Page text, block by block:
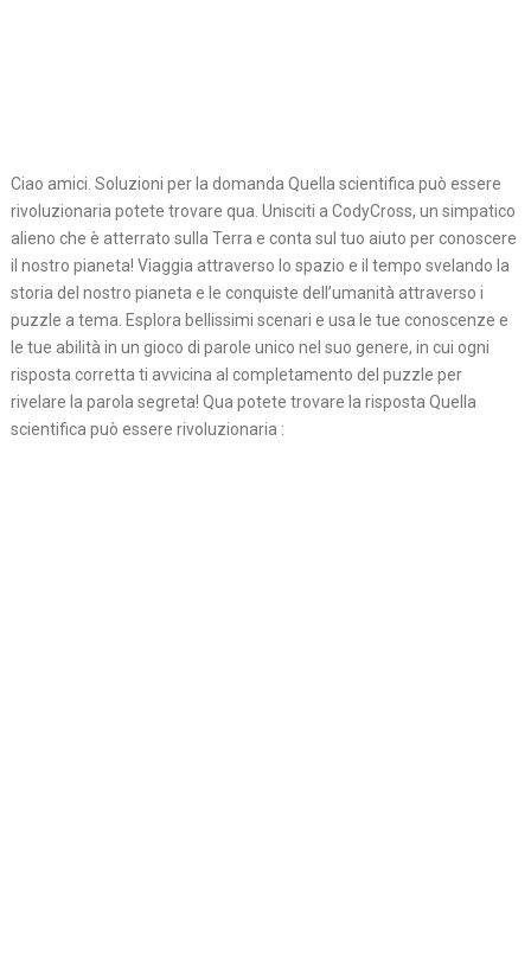
Ciao amici. Soluzioni per la domanda Quella scientifica può essere
rivoluzionaria potete trovare qua. Unisciti a CodyCross, un simpatico
alieno che è atterrato sulla Terra e conta sul tuo aiuto per conoscere
il nostro pianeta! Viaggia attraverso lo spazio e il tempo svelando la
storia del nostro pianeta e le conquiste dell’umanità attraverso i
puzzle a tema. Esplora bellissimi scenari e usa le tue conoscenze e
le tue abilità in un gioco di parole unico nel suo genere, in cui ogni
risposta corretta ti avvicina al completamento del puzzle per
rivelare la parola segreta! Qua potete trovare la risposta Quella
scientifica può essere rivoluzionaria :